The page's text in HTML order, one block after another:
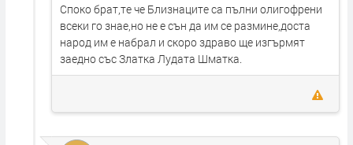
Споко брат,те че Близнаците са пълни олигофрени
всеки го знае,но не е сън да им се размине,доста
народ им е набрал и скоро здраво ще изгърмят
заедно със Златка Лудата Шматка.